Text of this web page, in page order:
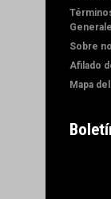
Sobre
Afilado
Mapa